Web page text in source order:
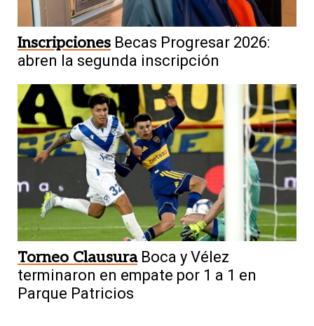
Inscripciones Becas Progresar 2026:
abren la segunda inscripción
Torneo Clausura Boca y Vélez
terminaron en empate por 1 a 1 en
Parque Patricios